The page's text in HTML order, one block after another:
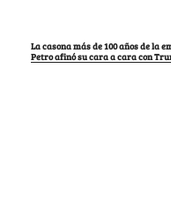
La casona más de 100 años de la
Petro afinó su cara a cara con